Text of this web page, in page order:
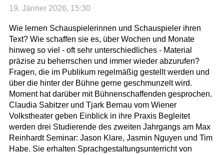
19. Jänner 2026, 15:30
Wie lernen Schauspielerinnen und Schauspieler ihren
Text? Wie schaffen sie es, über Wochen und Monate
hinweg so viel - oft sehr unterschiedliches - Material
präzise zu beherrschen und immer wieder abzurufen?
Fragen, die im Publikum regelmäßig gestellt werden und
über die hinter der Bühne gerne geschmunzelt wird.
Moment hat darüber mit Bühnenschaffenden gesprochen.
Claudia Sabitzer und Tjark Bernau vom Wiener
Volkstheater geben Einblick in ihre Praxis Begleitet
werden drei Studierende des zweiten Jahrgangs am Max
Reinhardt Seminar: Jason Klare, Jasmin Nguyen und Tim
Habe. Sie erhalten Sprachgestaltungsunterricht von